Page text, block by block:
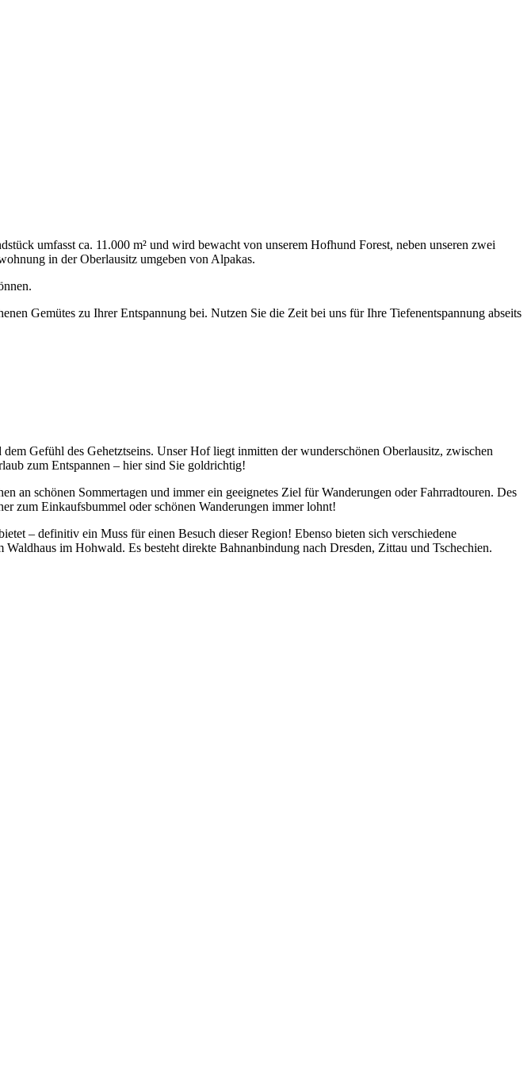
umfasst ca. 11.000 m² und wird bewacht von unserem Hofhund Forest, neben unseren zwei
in der Oberlausitz umgeben von Alpakas.
Gemütes zu Ihrer Entspannung bei. Nutzen Sie die Zeit bei uns für Ihre Tiefenentspannung abseits
Gefühl des Gehetztseins. Unser Hof liegt inmitten der wunderschönen Oberlausitz, zwischen
zum Entspannen – hier sind Sie goldrichtig!
an schönen Sommertagen und immer ein geeignetes Ziel für Wanderungen oder Fahrradtouren. Des
zum Einkaufsbummel oder schönen Wanderungen immer lohnt!
– definitiv ein Muss für einen Besuch dieser Region! Ebenso bieten sich verschiedene
im Hohwald. Es besteht direkte Bahnanbindung nach Dresden, Zittau und Tschechien.